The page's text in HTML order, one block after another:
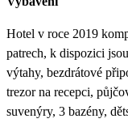
Hotel v roce 2019
patrech, k dispozici
výtahy, bezdrátové
trezor na recepci,
suvenýry, 3 bazény,